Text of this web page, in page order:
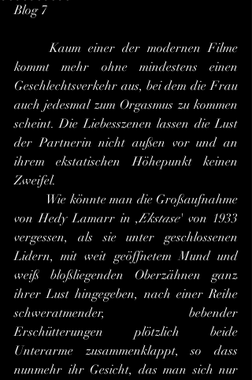
Blog 7
	Kaum einer der modernen Filme
kommt mehr ohne mindestens einen
Geschlechtsverkehr aus, bei dem die Frau
auch jedesmal zum Orgasmus zu kommen
scheint. Die Liebesszenen lassen die Lust
der Partnerin nicht außen vor und an
ihrem ekstatischen Höhepunkt keinen
Zweifel.
von Hedy Lamarr in ,Ekstase' von 1933
vergessen, als sie unter geschlossenen
Lidern, mit weit geöffnetem Mund und
weiß bloßliegenden Oberzähnen ganz
ihrer Lust hingegeben, nach einer Reihe
schweratmender, bebender
Erschütterungen plötzlich beide
Unterarme zusammenklappt, so dass
nunmehr ihr Gesicht, das man sich nur